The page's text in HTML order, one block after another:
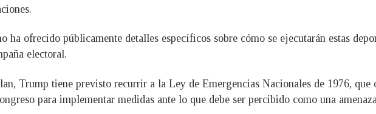
ha ofrecido públicamente detalles específicos sobre cómo se ejecutarán estas
electoral.
Trump tiene previsto recurrir a la Ley de Emergencias Nacionales de 1976,
para implementar medidas ante lo que debe ser percibido como una